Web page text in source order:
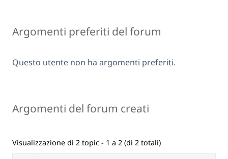
Argomenti preferiti del forum
Questo utente non ha argomenti preferiti.
Argomenti del forum creati
Visualizzazione di 2 topic - 1 a 2 (di 2 totali)